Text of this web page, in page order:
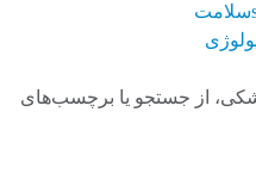
سلامت
از جستجو یا برچسب‌های